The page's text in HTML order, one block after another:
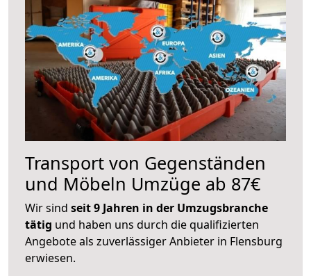
Transport von Gegenständen
und Möbeln Umzüge ab 87€
Wir sind seit 9 Jahren in der Umzugsbranche
tätig und haben uns durch die qualifizierten
Angebote als zuverlässiger Anbieter in Flensburg
erwiesen.